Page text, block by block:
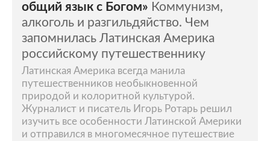
общий язык с Богом» Коммунизм,
алкоголь и разгильдяйство. Чем
запомнилась Латинская Америка
российскому путешественнику
Латинская Америка всегда манила
путешественников необыкновенной
природой и колоритной культурой.
Журналист и писатель Игорь Ротарь решил
изучить все особенности Латинской Америки
и отправился в многомесячное путешествие